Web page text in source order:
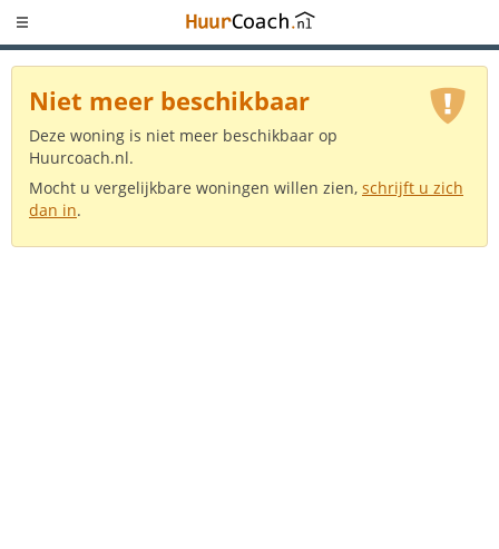
Niet meer beschikbaar
Deze woning is niet meer beschikbaar op
Huurcoach.nl.
Mocht u vergelijkbare woningen willen zien, schrijft u zich
dan in.